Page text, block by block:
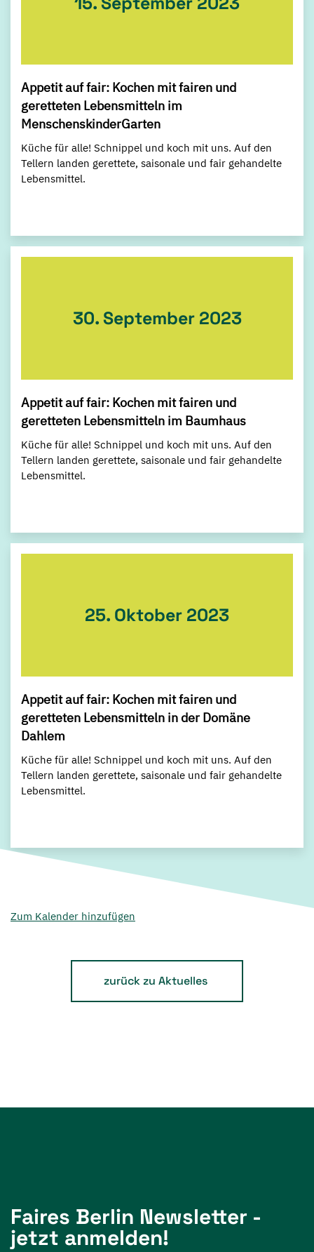
Appetit auf fair: Kochen mit fairen und
geretteten Lebensmitteln im
MenschenskinderGarten
Küche für alle! Schnippel und koch mit uns. Auf den
Tellern landen gerettete, saisonale und fair gehandelte
Lebensmittel.
30. September 2023
Appetit auf fair: Kochen mit fairen und
geretteten Lebensmitteln im Baumhaus
Küche für alle! Schnippel und koch mit uns. Auf den
Tellern landen gerettete, saisonale und fair gehandelte
Lebensmittel.
25. Oktober 2023
Appetit auf fair: Kochen mit fairen und
geretteten Lebensmitteln in der Domäne
Dahlem
Küche für alle! Schnippel und koch mit uns. Auf den
Tellern landen gerettete, saisonale und fair gehandelte
Lebensmittel.
Zum Kalender hinzufügen
zurück zu Aktuelles
Faires Berlin Newsletter -
jetzt anmelden!